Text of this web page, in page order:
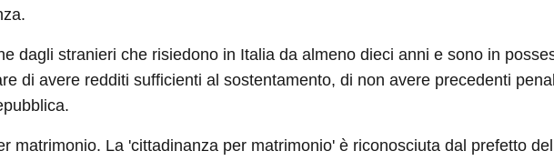
dagli stranieri che risiedono in Italia da almeno dieci anni e sono in
di avere redditi sufficienti al sostentamento, di non avere precedenti
matrimonio. La 'cittadinanza per matrimonio' è riconosciuta dal prefetto